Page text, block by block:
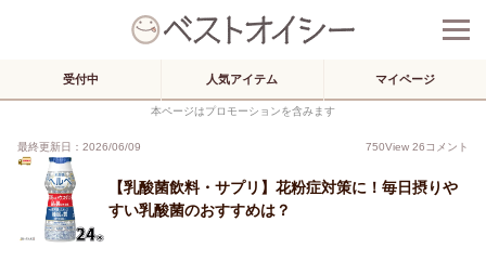
受付中 人気アイテム マイページ
本ページはプロモーションを含みます
最終更新日：2026/06/09 750View 26コメント
【乳酸菌飲料・サプリ】花粉症対策に！毎日摂りや
すい乳酸菌のおすすめは？